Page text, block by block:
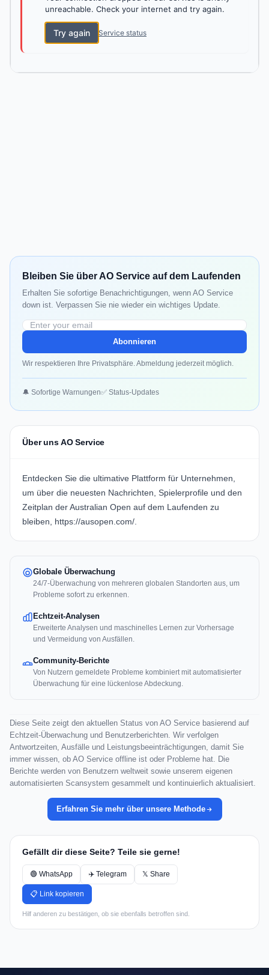
unreachable. Check your internet and try again.
Try again Service status
Bleiben Sie über AO Service auf dem Laufenden
Erhalten Sie sofortige Benachrichtigungen, wenn AO Service
down ist. Verpassen Sie nie wieder ein wichtiges Update.
Abonnieren
Wir respektieren Ihre Privatsphäre. Abmeldung jederzeit möglich.
🔔 Sofortige Warnungen✅ Status-Updates
Über uns AO Service
Entdecken Sie die ultimative Plattform für Unternehmen,
um über die neuesten Nachrichten, Spielerprofile und den
Zeitplan der Australian Open auf dem Laufenden zu
bleiben, https://ausopen.com/.
Globale Überwachung
24/7-Überwachung von mehreren globalen Standorten aus, um
Probleme sofort zu erkennen.
Echtzeit-Analysen
Erweiterte Analysen und maschinelles Lernen zur Vorhersage
und Vermeidung von Ausfällen.
Community-Berichte
Von Nutzern gemeldete Probleme kombiniert mit automatisierter
Überwachung für eine lückenlose Abdeckung.
Diese Seite zeigt den aktuellen Status von AO Service basierend auf
Echtzeit-Überwachung und Benutzerberichten. Wir verfolgen
Antwortzeiten, Ausfälle und Leistungsbeeinträchtigungen, damit Sie
immer wissen, ob AO Service offline ist oder Probleme hat. Die
Berichte werden von Benutzern weltweit sowie unserem eigenen
automatisierten Scansystem gesammelt und kontinuierlich aktualisiert.
Erfahren Sie mehr über unsere Methode
Gefällt dir diese Seite? Teile sie gerne!
🟢 WhatsApp ✈️ Telegram 𝕏 Share
📋 Link kopieren
Hilf anderen zu bestätigen, ob sie ebenfalls betroffen sind.